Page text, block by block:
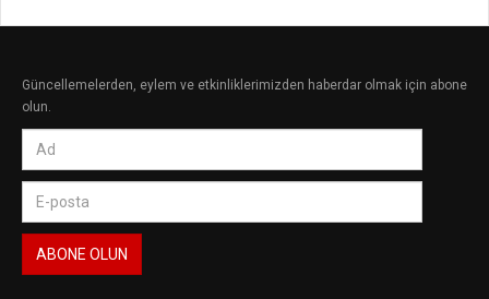
Güncellemelerden, eylem ve etkinliklerimizden haberdar olmak için abone
olun.